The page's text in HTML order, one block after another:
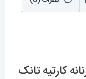
کارتیه تانک